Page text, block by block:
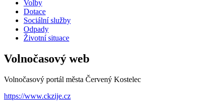
Volby
Dotace
Sociální služby
Odpady
Životní situace
Volnočasový web
Volnočasový portál města Červený Kostelec
https://www.ckzije.cz